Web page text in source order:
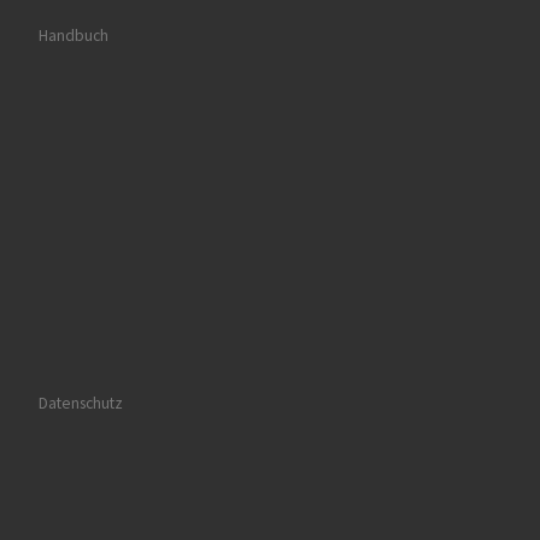
Handbuch
Datenschutz